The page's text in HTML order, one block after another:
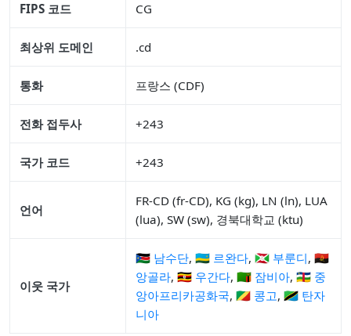
FIPS 코드 CG
최상위 도메인 .cd
통화 프랑스 (CDF)
전화 접두사 +243
국가 코드 +243
언어
FR-CD (fr-CD), KG (kg), LN (ln), LUA
(lua), SW (sw), 경북대학교 (ktu)
이웃 국가
🇸🇸 남수단, 🇷🇼 르완다, 🇧🇮 부룬디, 🇦🇴
앙골라, 🇺🇬 우간다, 🇿🇲 잠비아, 🇨🇫 중
앙아프리카공화국, 🇨🇬 콩고, 🇹🇿 탄자
니아